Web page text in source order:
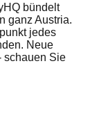
bündelt
ganz Austria.
jedes
Neue
schauen Sie